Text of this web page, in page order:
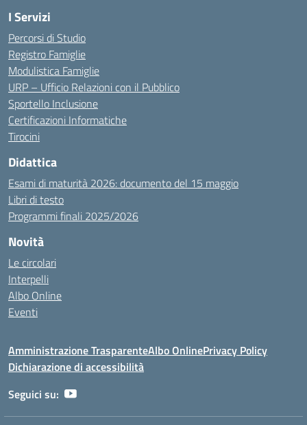
I Servizi
Percorsi di Studio
Registro Famiglie
Modulistica Famiglie
URP – Ufficio Relazioni con il Pubblico
Sportello Inclusione
Certificazioni Informatiche
Tirocini
Didattica
Esami di maturità 2026: documento del 15 maggio
Libri di testo
Programmi finali 2025/2026
Novità
Le circolari
Interpelli
Albo Online
Eventi
Amministrazione TrasparenteAlbo OnlinePrivacy Policy
Dichiarazione di accessibilità
Seguici su: